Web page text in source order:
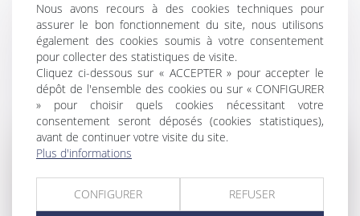
Le mineur associé d'une société civile
Nous avons recours à des cookies techniques pour
assurer le bon fonctionnement du site, nous utilisons
également des cookies soumis à votre consentement
pour collecter des statistiques de visite.
Cliquez ci-dessous sur « ACCEPTER » pour accepter le
dépôt de l'ensemble des cookies ou sur « CONFIGURER
» pour choisir quels cookies nécessitant votre
consentement seront déposés (cookies statistiques),
avant de continuer votre visite du site.
Plus d'informations
CONFIGURER REFUSER